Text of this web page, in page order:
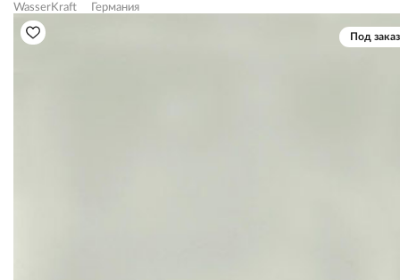
WasserKraft Германия
Под заказ